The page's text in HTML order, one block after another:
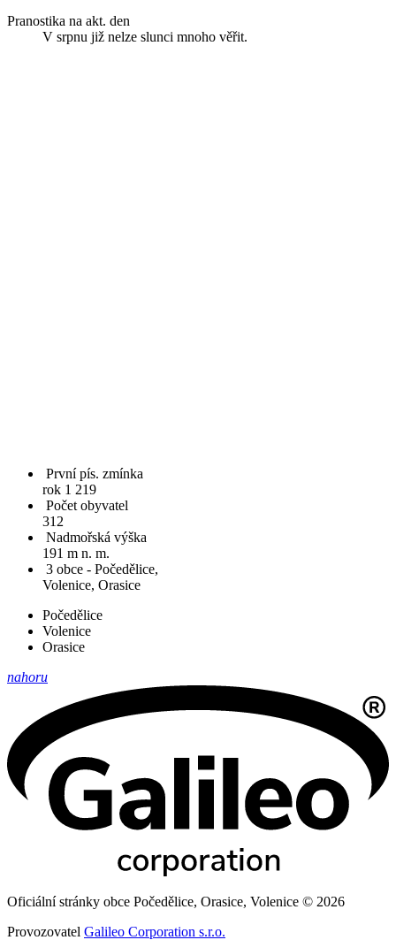
Pranostika na akt. den
V srpnu již nelze slunci mnoho věřit.
První pís. zmínka
rok 1 219
Počet obyvatel
312
Nadmořská výška
191 m n. m.
3 obce - Počedělice,
Volenice, Orasice
Počedělice
Volenice
Orasice
nahoru
Oficiální stránky obce Počedělice, Orasice, Volenice © 2026
Provozovatel Galileo Corporation s.r.o.